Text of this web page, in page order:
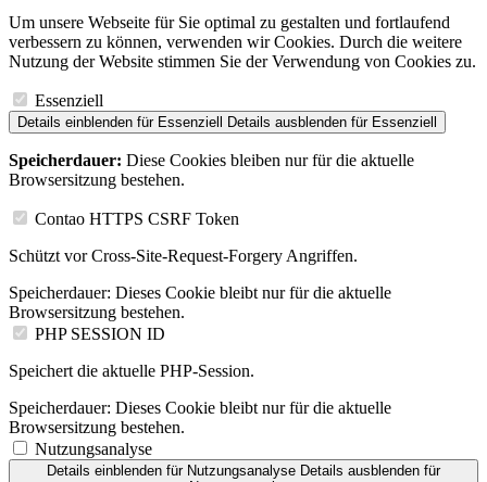
Um unsere Webseite für Sie optimal zu gestalten und fortlaufend
verbessern zu können, verwenden wir Cookies. Durch die weitere
Nutzung der Website stimmen Sie der Verwendung von Cookies zu.
Essenziell
Details einblenden für Essenziell Details ausblenden für Essenziell
Speicherdauer: Diese Cookies bleiben nur für die aktuelle
Browsersitzung bestehen.
Contao HTTPS CSRF Token
Schützt vor Cross-Site-Request-Forgery Angriffen.
Speicherdauer: Dieses Cookie bleibt nur für die aktuelle
Browsersitzung bestehen.
PHP SESSION ID
Speichert die aktuelle PHP-Session.
Speicherdauer: Dieses Cookie bleibt nur für die aktuelle
Browsersitzung bestehen.
Nutzungsanalyse
Details einblenden für Nutzungsanalyse Details ausblenden für